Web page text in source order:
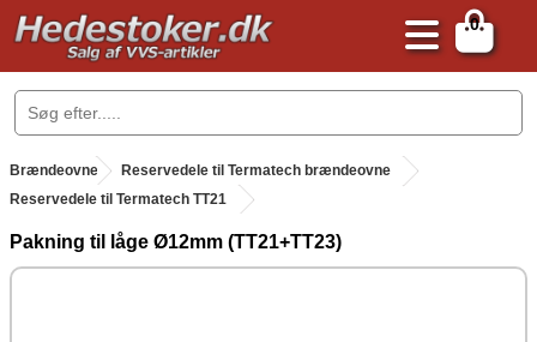
0
.
Brændeovne .
Reservedele til Termatech brændeovne
Reservedele til Termatech TT21
Pakning til låge Ø12mm (TT21+TT23)